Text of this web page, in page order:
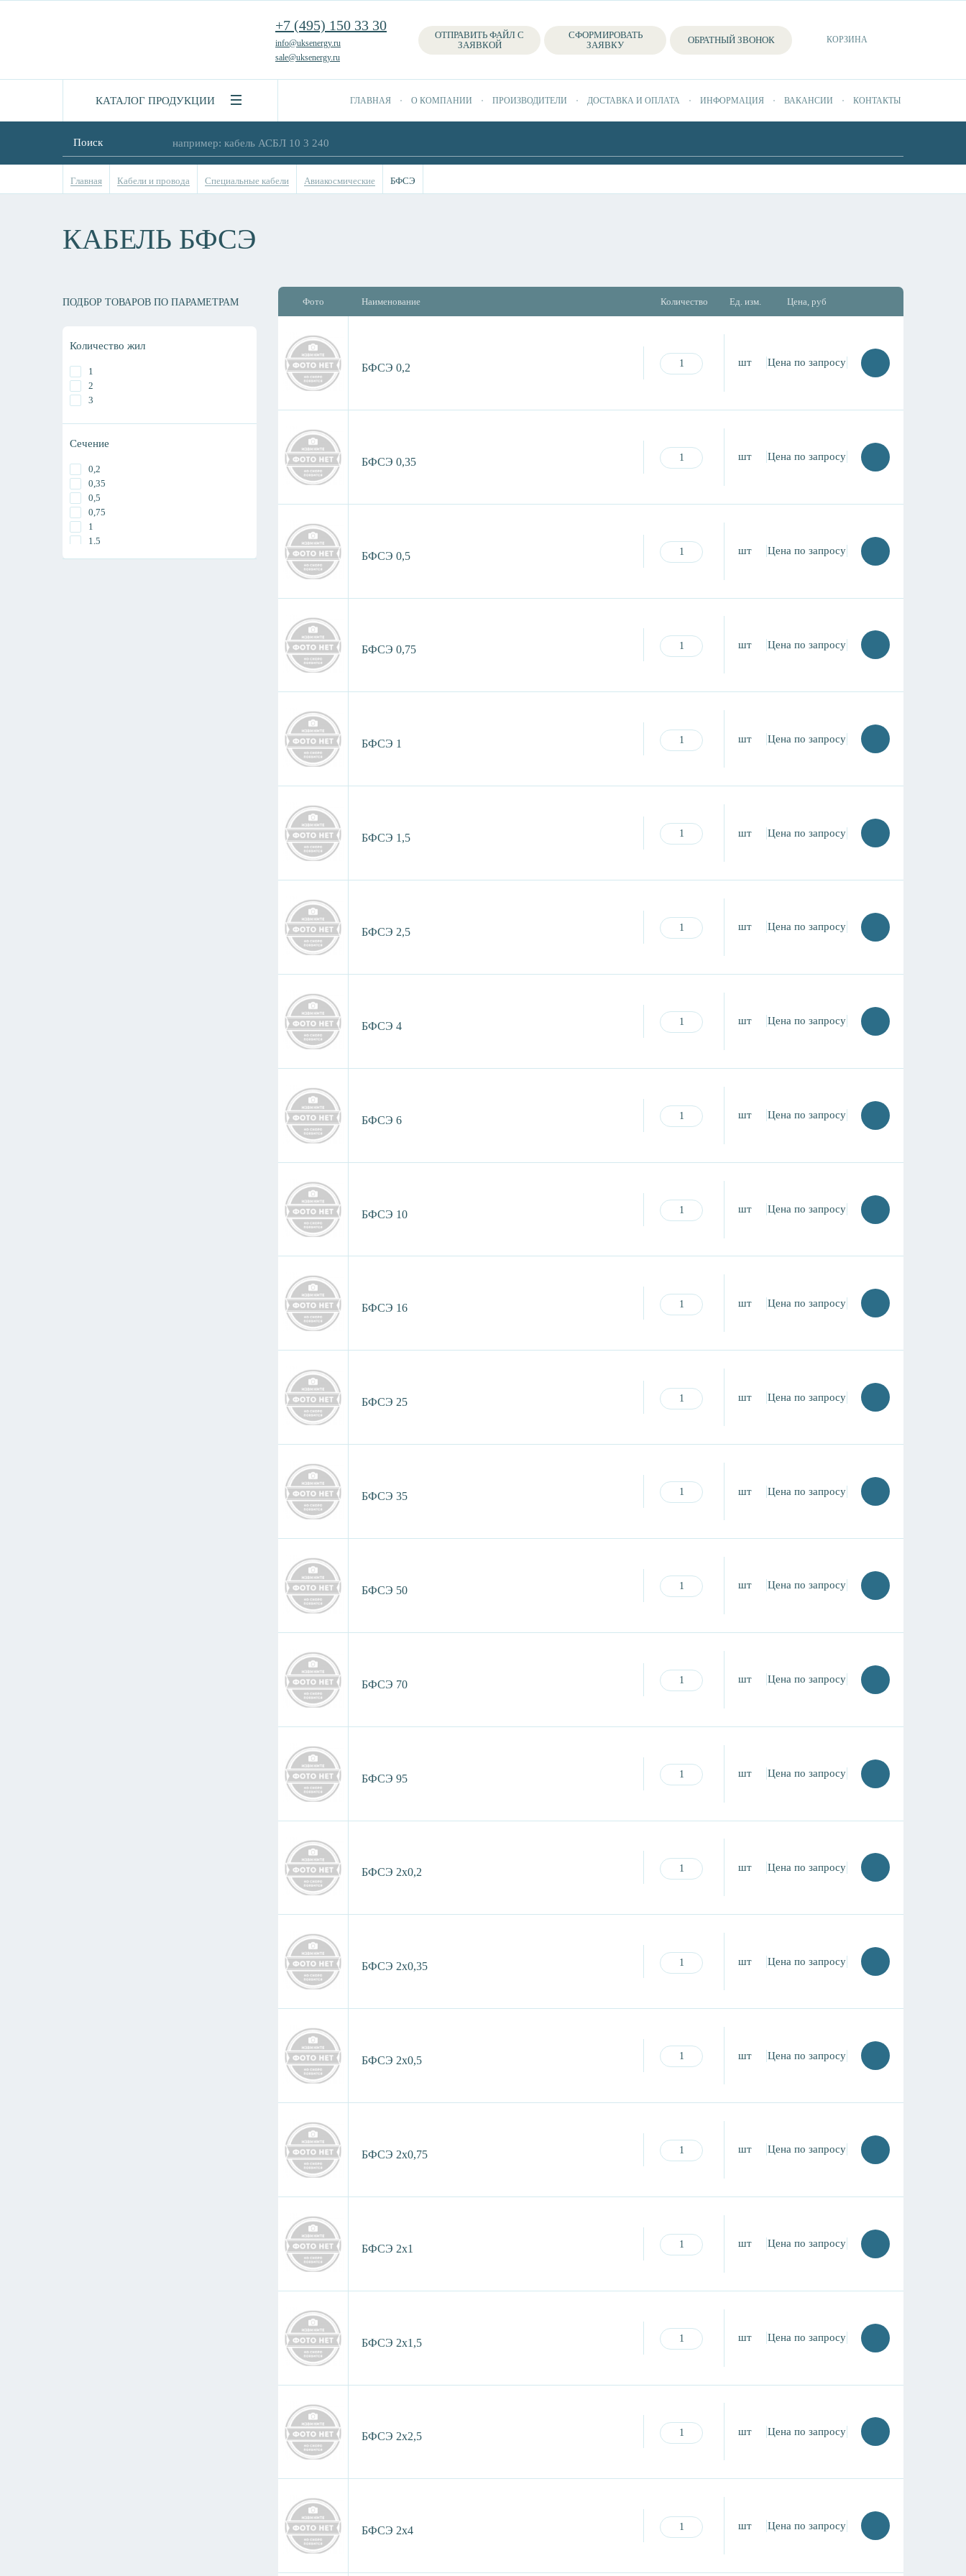
+7 (495) 150 33 30
info@uksenergy.ru
sale@uksenergy.ru
ОТПРАВИТЬ ФАЙЛ С
ЗАЯВКОЙ
СФОРМИРОВАТЬ
ЗАЯВКУ
ОБРАТНЫЙ ЗВОНОК КОРЗИНА
КАТАЛОГ ПРОДУКЦИИ ГЛАВНАЯ О КОМПАНИИ ПРОИЗВОДИТЕЛИ ДОСТАВКА И ОПЛАТА ИНФОРМАЦИЯ ВАКАНСИИ КОНТАКТЫ
Поиск
Главная Кабели и провода Специальные кабели Авиакосмические БФСЭ
КАБЕЛЬ БФСЭ
ПОДБОР ТОВАРОВ ПО ПАРАМЕТРАМ
Количество жил
1
2
3
Сечение
0,2
0,35
0,5
0,75
1
1,5
Фото Наименование Количество Ед. изм. Цена, руб
БФСЭ 0,2 шт Цена по запросу
БФСЭ 0,35 шт Цена по запросу
БФСЭ 0,5 шт Цена по запросу
БФСЭ 0,75 шт Цена по запросу
БФСЭ 1 шт Цена по запросу
БФСЭ 1,5 шт Цена по запросу
БФСЭ 2,5 шт Цена по запросу
БФСЭ 4 шт Цена по запросу
БФСЭ 6 шт Цена по запросу
БФСЭ 10 шт Цена по запросу
БФСЭ 16 шт Цена по запросу
БФСЭ 25 шт Цена по запросу
БФСЭ 35 шт Цена по запросу
БФСЭ 50 шт Цена по запросу
БФСЭ 70 шт Цена по запросу
БФСЭ 95 шт Цена по запросу
БФСЭ 2х0,2 шт Цена по запросу
БФСЭ 2х0,35 шт Цена по запросу
БФСЭ 2х0,5 шт Цена по запросу
БФСЭ 2х0,75 шт Цена по запросу
БФСЭ 2х1 шт Цена по запросу
БФСЭ 2х1,5 шт Цена по запросу
БФСЭ 2х2,5 шт Цена по запросу
БФСЭ 2х4 шт Цена по запросу